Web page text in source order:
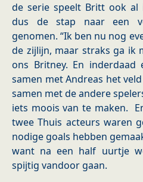
de serie speelt Britt ook al
dus de stap naar een
genomen. “Ik ben nu nog
de zijlijn, maar straks ga ik
ons Britney. En
samen met Andreas het
samen met de andere
iets moois van te maken.
twee Thuis acteurs waren
nodige goals hebben
want na een half uurtje
spijtig vandoor gaan.